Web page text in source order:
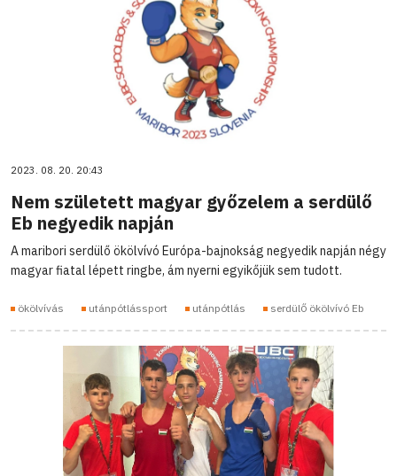
2023. 08. 20. 20:43
Nem született magyar győzelem a serdülő
Eb negyedik napján
A maribori serdülő ökölvívó Európa-bajnokság negyedik napján négy
magyar fiatal lépett ringbe, ám nyerni egyikőjük sem tudott.
ökölvívás utánpótlássport utánpótlás serdülő ökölvívó Eb